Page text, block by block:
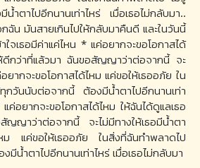
ตาไปอีกนานเท่าไหร่ เมื่อเธอไม่กลับมา..
ฉัน มันสายเกินไปให้กลับมาคืนดี และในวันนี้
ใจเธอมีค่าแค่ไหน * แค่อยากจะขอโอกาสได้
ดีกว่าที่แล้วมา ฉันขอสัญญาว่าต่อจากนี้ จะ
ยากจะขอโอกาสได้ไหม แค่ขอให้เธออภัย ใน
กวันนับต่อจากนี้ ต้องมีน้ำตาไปอีกนานเท่า
ค่อยากจะขอโอกาสได้ไหม ให้ฉันได้ดูแลเธอ
ญญาว่าต่อจากนี้ จะไม่มีทางให้เธอมีน้ำตา
หม แค่ขอให้เธออภัย ในสิ่งที่ฉันทำพลาดไป
น้ำตาไปอีกนานเท่าไหร่ เมื่อเธอไม่กลับมา